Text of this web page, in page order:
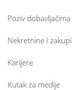
Poziv dobavljačima
Nekretnine i zakupi
Karijere
Kutak za medije